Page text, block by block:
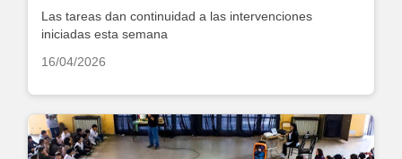
Las tareas dan continuidad a las intervenciones
iniciadas esta semana
16/04/2026